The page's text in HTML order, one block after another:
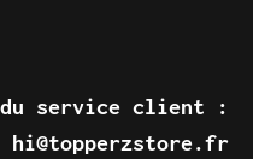
du service client :
hi@topperzstore.fr